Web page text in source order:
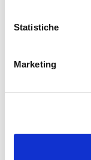
Statistiche
Marketing
ADD COMMENT